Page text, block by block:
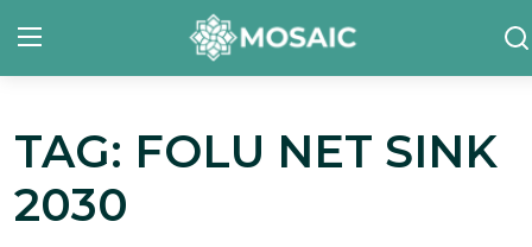
Contact
Tentang Kami
TAG: FOLU NET SINK
2030